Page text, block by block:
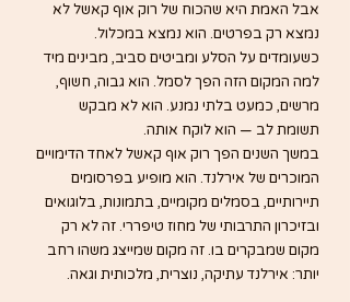
אבל האמת היא שהכוח של רוק אוף קאשל לא
נמצא רק בפרטים. הוא נמצא במכלול.
כשעומדים על הסלע ומביטים סביב, מבינים מיד
למה המקום הזה הפך לסמל. הוא גבוה, חשוף,
מרשים, כמעט בלתי נמנע. הוא לא מבקש
תשומת לב — הוא לוקח אותה.
במשך השנים הפך רוק אוף קאשל לאחד הדימויים
המוכרים של אירלנד. הוא מופיע בפרסומים
תיירותיים, בסמלים מקומיים, בתמונות, בלוגואים
ובזיכרון התרבותי של מחוז טיפררי. זה לא רק
מקום שמבקרים בו. זה מקום שמייצג משהו רחב
יותר: אירלנד עתיקה, נוצרית, מלכותית וגאה.